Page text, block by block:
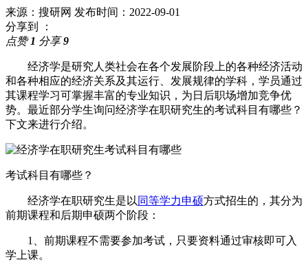
来源：搜研网 发布时间：2022-09-01
分享到 ：
点赞 1 分享9
经济学是研究人类社会在各个发展阶段上的各种经济活动
和各种相应的经济关系及其运行、发展规律的学科，学员通过
其课程学习可掌握丰富的专业知识，为日后职场增加竞争优
势。最近部分学生询问经济学在职研究生的考试科目有哪些？
下文来进行介绍。
考试科目有哪些？
经济学在职研究生是以 同等学力申硕方式招生的，其分为
前期课程和后期申硕两个阶段：
1、前期课程不需要参加考试，只要资料通过审核即可入
学上课。